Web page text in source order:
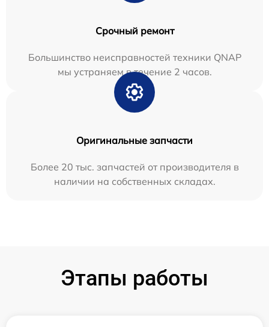
Срочный ремонт
Большинство неисправностей техники QNAP
мы устраняем в течение 2 часов.
Оригинальные запчасти
Более 20 тыс. запчастей от производителя в
наличии на собственных складах.
Этапы работы